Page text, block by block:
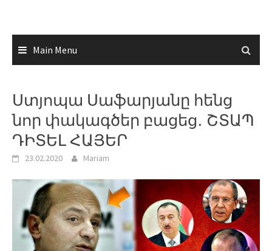
Main Menu
Ստյոպա Սաֆարյանը հենց
նոր փակագծեր բացեց․ ՇՏԱՊ
ԴԻՏԵԼ ՀԱՅԵՐ
23.02.2020 Mariam